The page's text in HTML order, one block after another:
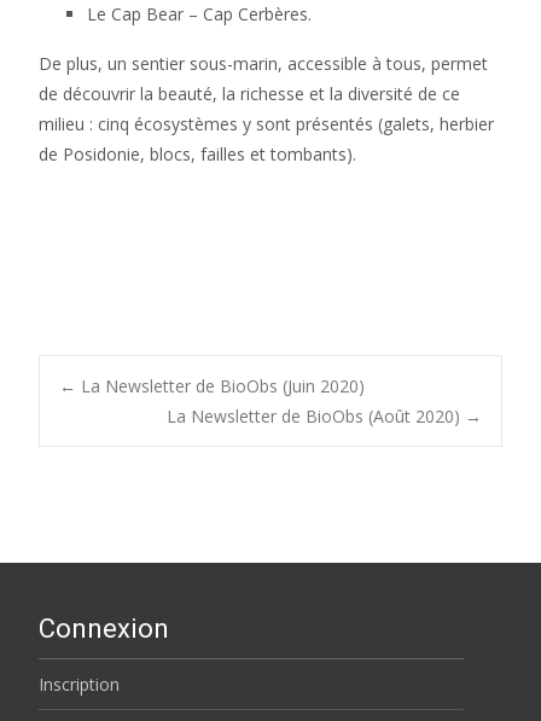
Le Cap Bear – Cap Cerbères.
De plus, un sentier sous-marin, accessible à tous, permet
de découvrir la beauté, la richesse et la diversité de ce
milieu : cinq écosystèmes y sont présentés (galets, herbier
de Posidonie, blocs, failles et tombants).
Post
← La Newsletter de BioObs (Juin 2020)
La Newsletter de BioObs (Août 2020) →
Connexion
Inscription